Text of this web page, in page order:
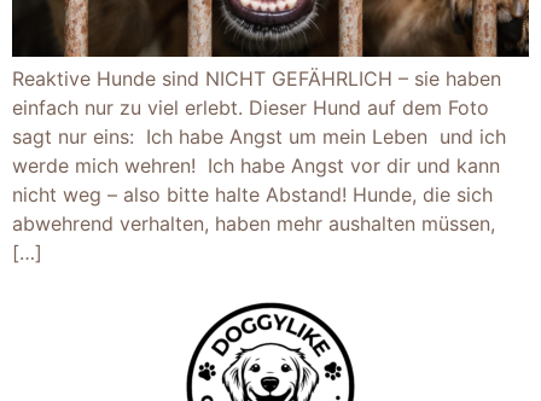
Reaktive Hunde sind NICHT GEFÄHRLICH – sie haben
einfach nur zu viel erlebt. Dieser Hund auf dem Foto
sagt nur eins: Ich habe Angst um mein Leben und ich
werde mich wehren! Ich habe Angst vor dir und kann
nicht weg – also bitte halte Abstand! Hunde, die sich
abwehrend verhalten, haben mehr aushalten müssen,
[…]